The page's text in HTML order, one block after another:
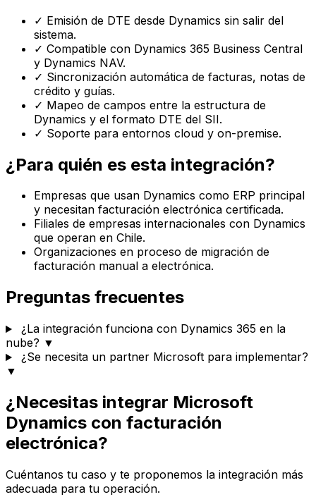
✓ Emisión de DTE desde Dynamics sin salir del
sistema.
✓ Compatible con Dynamics 365 Business Central
y Dynamics NAV.
✓ Sincronización automática de facturas, notas de
crédito y guías.
✓ Mapeo de campos entre la estructura de
Dynamics y el formato DTE del SII.
✓ Soporte para entornos cloud y on-premise.
¿Para quién es esta integración?
Empresas que usan Dynamics como ERP principal
y necesitan facturación electrónica certificada.
Filiales de empresas internacionales con Dynamics
que operan en Chile.
Organizaciones en proceso de migración de
facturación manual a electrónica.
Preguntas frecuentes
¿La integración funciona con Dynamics 365 en la
nube? ▼
¿Se necesita un partner Microsoft para implementar?
▼
¿Necesitas integrar Microsoft
Dynamics con facturación
electrónica?
Cuéntanos tu caso y te proponemos la integración más
adecuada para tu operación.